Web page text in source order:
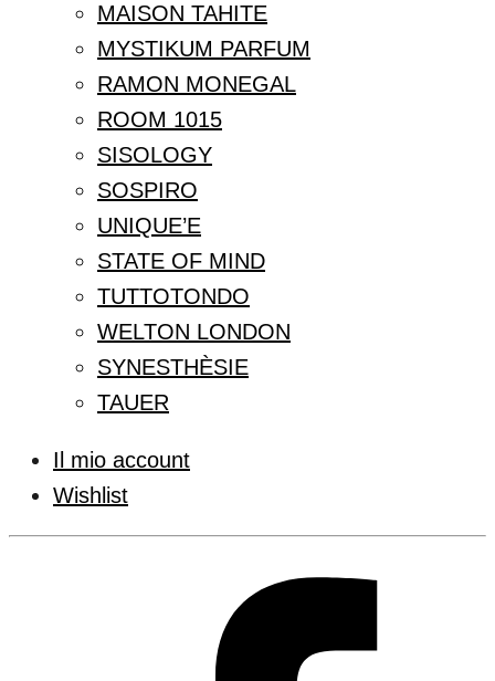
MAISON TAHITE
MYSTIKUM PARFUM
RAMON MONEGAL
ROOM 1015
SISOLOGY
SOSPIRO
UNIQUE’E
STATE OF MIND
TUTTOTONDO
WELTON LONDON
SYNESTHÈSIE
TAUER
Il mio account
Wishlist